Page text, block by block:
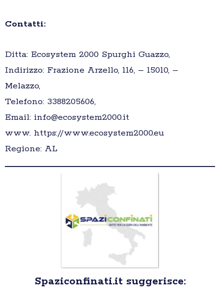
Contatti:
Ditta: Ecosystem 2000 Spurghi Guazzo,
Indirizzo: Frazione Arzello, 116, – 15010, –
Melazzo,
Telefono: 3388205606,
Email: info@ecosystem2000.it
www. https://www.ecosystem2000.eu
Regione: AL
Spaziconfinati.it suggerisce: